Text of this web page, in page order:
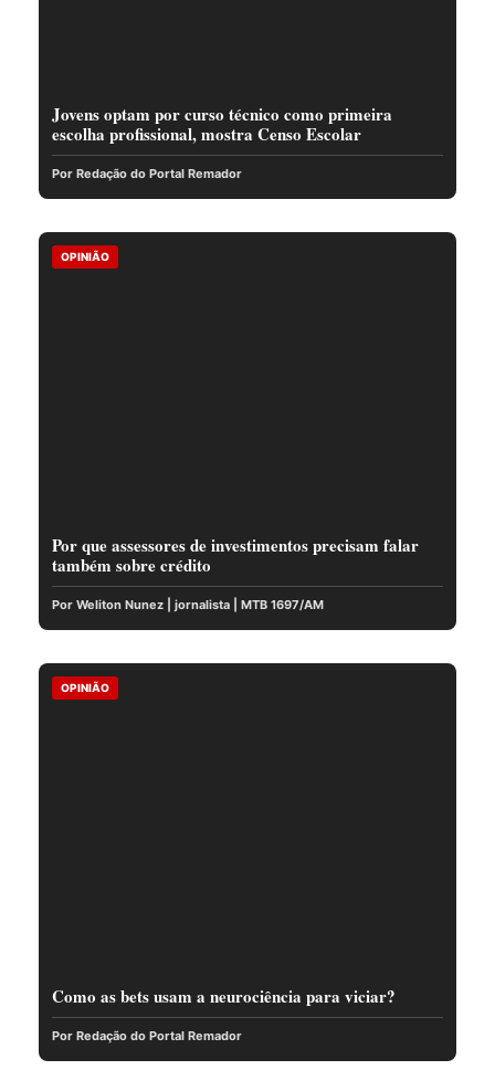
Jovens optam por curso técnico como primeira
escolha profissional, mostra Censo Escolar
Por Redação do Portal Remador
OPINIÃO
Por que assessores de investimentos precisam falar
também sobre crédito
Por Weliton Nunez | jornalista | MTB 1697/AM
OPINIÃO
Como as bets usam a neurociência para viciar?
Por Redação do Portal Remador